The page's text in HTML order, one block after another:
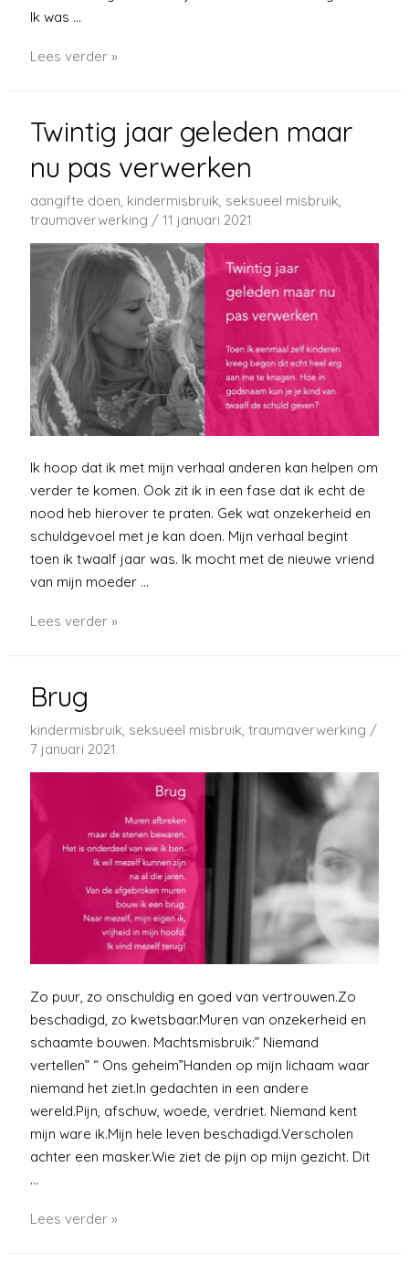
Ik was …
Misbruikt
Lees verder »
Twintig jaar geleden maar
nu pas verwerken
aangifte doen, kindermisbruik, seksueel misbruik,
traumaverwerking /11 januari 2021
Ik hoop dat ik met mijn verhaal anderen kan helpen om
verder te komen. Ook zit ik in een fase dat ik echt de
nood heb hierover te praten. Gek wat onzekerheid en
schuldgevoel met je kan doen. Mijn verhaal begint
toen ik twaalf jaar was. Ik mocht met de nieuwe vriend
van mijn moeder …
Twintig
maar
nu
pas
verwerken
Lees verder »
Brug
kindermisbruik, seksueel misbruik,traumaverwerking /
7 januari 2021
Zo puur, zo onschuldig en goed van vertrouwen.Zo
beschadigd, zo kwetsbaar.Muren van onzekerheid en
schaamte bouwen. Machtsmisbruik:” Niemand
vertellen” “ Ons geheim”Handen op mijn lichaam waar
niemand het ziet.In gedachten in een andere
wereld.Pijn, afschuw, woede, verdriet. Niemand kent
mijn ware ik.Mijn hele leven beschadigd.Verscholen
achter een masker.Wie ziet de pijn op mijn gezicht. Dit
…
Brug
Lees verder »